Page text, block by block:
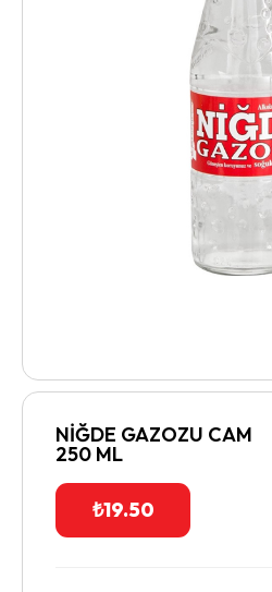
NİĞDE GAZOZU CAM
250 ML
₺19.50